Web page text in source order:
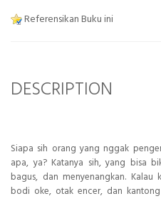
Referensikan Buku ini
DESCRIPTION
Siapa sih orang yang nggak
apa, ya? Katanya sih, yang bisa
bagus, dan menyenangkan.
bodi oke, otak encer, dan